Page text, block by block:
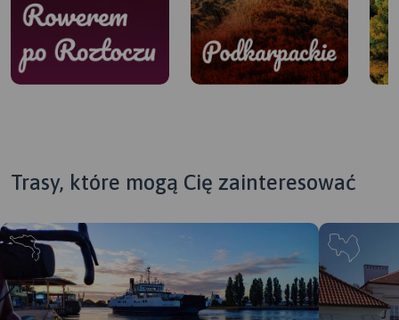
Rowerem po
Podkarpackie
Bieszczady, Beskid Niski,
Dolina Sanu i Wisły,
Trasy, które mogą Cię zainteresować